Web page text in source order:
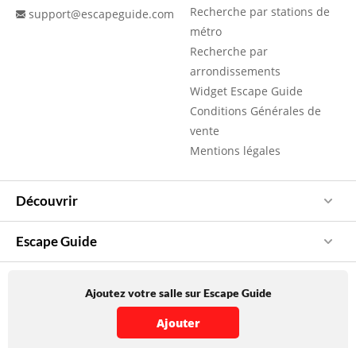
support@escapeguide.com
Recherche par stations de
métro
Recherche par
arrondissements
Widget Escape Guide
Conditions Générales de
vente
Mentions légales
Découvrir
Escape Guide
Ajoutez votre salle sur Escape Guide
Ajouter